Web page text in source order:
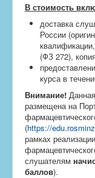
В стоимость
доставка
России
(ФЗ 272),
курса в
Внимание!
размещена на
(https://
рамках
слушателям
баллов).